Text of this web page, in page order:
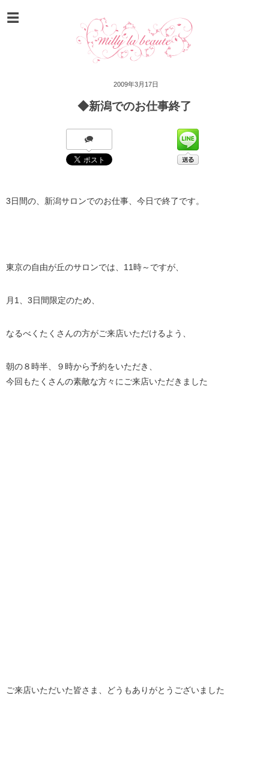
2009年3月17日
◆新潟でのお仕事終了
3日間の、新潟サロンでのお仕事、今日で終了です。
東京の自由が丘のサロンでは、11時～ですが、
月1、3日間限定のため、
なるべくたくさんの方がご来店いただけるよう、
朝の８時半、９時から予約をいただき、
今回もたくさんの素敵な方々にご来店いただきました
ご来店いただいた皆さま、どうもありがとうございました